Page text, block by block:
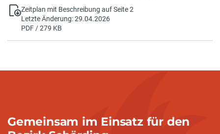
Zeitplan mit Beschreibung auf Seite 2
Letzte Änderung: 29.04.2026
PDF / 279 KB
Gemeinsam im Einsatz für den